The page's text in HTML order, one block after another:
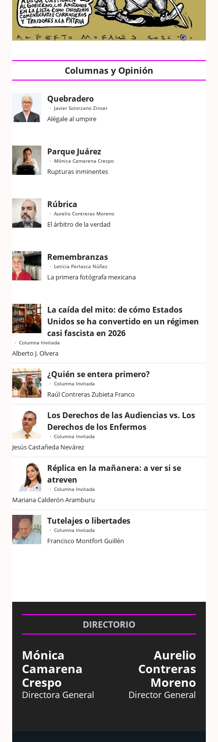
Columnas y Opinión
Quebradero
Javier Solorzano Zinser
Alégale al umpire
Parque Juárez
Mónica Camarena Crespo
Rupturas inminentes
Rúbrica
Aurelio Contreras Moreno
El árbitro de la verdad
Remembranzas
Leticia Perlasca Núñez
La primera fotógrafa mexicana
La caída del mito: de cómo Estados
Unidos se ha convertido en un régimen
casi fascista en 2026
Columna Invitada
Alberto J. Olvera
¿Quién se entera primero?
Columna Invitada
Raúl Contreras Zubieta Franco
Los Derechos de las Audiencias vs. Los
Derechos de los Enfermos
Columna Invitada
Jesús Castañeda Nevárez
Réplica en la mañanera: a ver si se
atreven
Columna Invitada
Mariana Calderón Aramburu
Tutelajes o libertades
Columna Invitada
Francisco Montfort Guillén
DIRECTORIO
Mónica
Camarena
Crespo
Directora General
Aurelio
Contreras
Moreno
Director General